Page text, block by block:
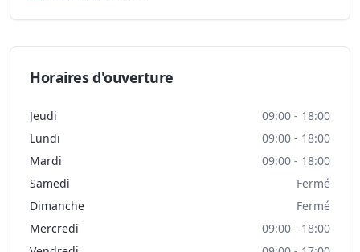
Horaires d'ouverture
Jeudi
09:00 - 18:00
Lundi
09:00 - 18:00
Mardi
09:00 - 18:00
Samedi
Fermé
Dimanche
Fermé
Mercredi
09:00 - 18:00